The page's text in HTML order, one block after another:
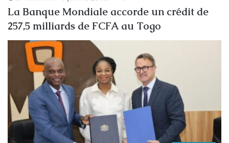
La Banque Mondiale accorde un crédit de
257,5 milliards de FCFA au Togo